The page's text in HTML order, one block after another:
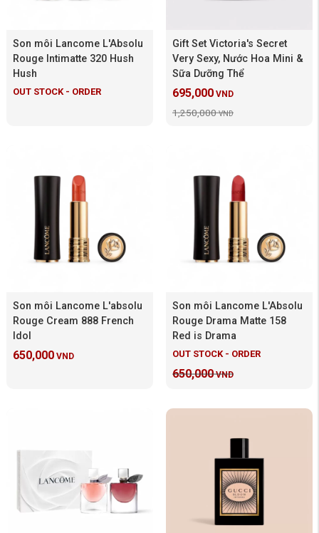
Son môi Lancome L'Absolu
Rouge Intimatte 320 Hush
Hush
OUT STOCK - ORDER
Gift Set Victoria's Secret
Very Sexy, Nước Hoa Mini &
Sữa Dưỡng Thể
695,000 VND
1,250,000 VND
Son môi Lancome L'absolu
Rouge Cream 888 French
Idol
650,000 VND
Son môi Lancome L'Absolu
Rouge Drama Matte 158
Red is Drama
OUT STOCK - ORDER
650,000VND